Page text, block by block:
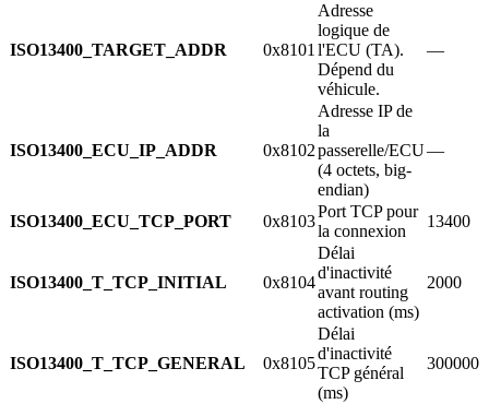
ISO13400_TARGET_ADDR 0x8101
Adresse
logique de
l'ECU (TA).
Dépend du
véhicule.
—
ISO13400_ECU_IP_ADDR 0x8102
Adresse IP de
la
passerelle/ECU
(4 octets, big-
endian)
—
ISO13400_ECU_TCP_PORT 0x8103
Port TCP pour
la connexion
13400
ISO13400_T_TCP_INITIAL 0x8104
Délai
d'inactivité
avant routing
activation (ms)
2000
ISO13400_T_TCP_GENERAL 0x8105
Délai
d'inactivité
TCP général
(ms)
300000